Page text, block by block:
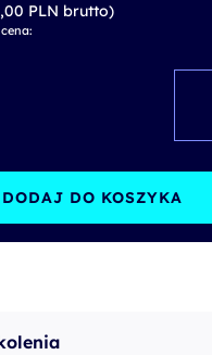
PLN brutto)
Exam
Prep
DODAJ DO KOSZYKA